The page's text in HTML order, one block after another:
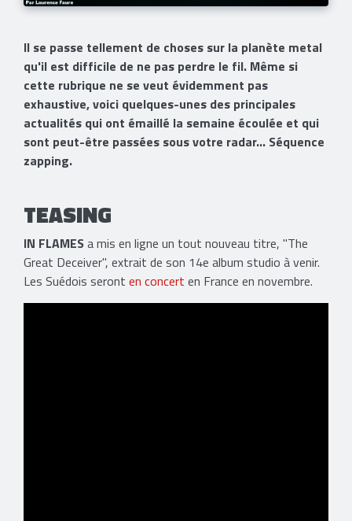
Il se passe tellement de choses sur la planète metal
qu'il est difficile de ne pas perdre le fil. Même si
cette rubrique ne se veut évidemment pas
exhaustive, voici quelques-unes des principales
actualités qui ont émaillé la semaine écoulée et qui
sont peut-être passées sous votre radar... Séquence
zapping.
TEASING
IN FLAMESa mis en ligne un tout nouveau titre, "The
Great Deceiver", extrait de son 14e album studio à venir.
Les Suédois seront en concert en France en novembre.